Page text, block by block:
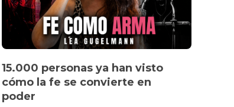
las tetas…eso dicen sus
seguidores cuando los
lanza contra mis cuentas y
mis redes sociales»
Redaccion,01 junio 2022 14:23 2 min
sistema
falla y
Xan Pereira
15.000 personas ya han visto
cómo la fe se convierte en
poder